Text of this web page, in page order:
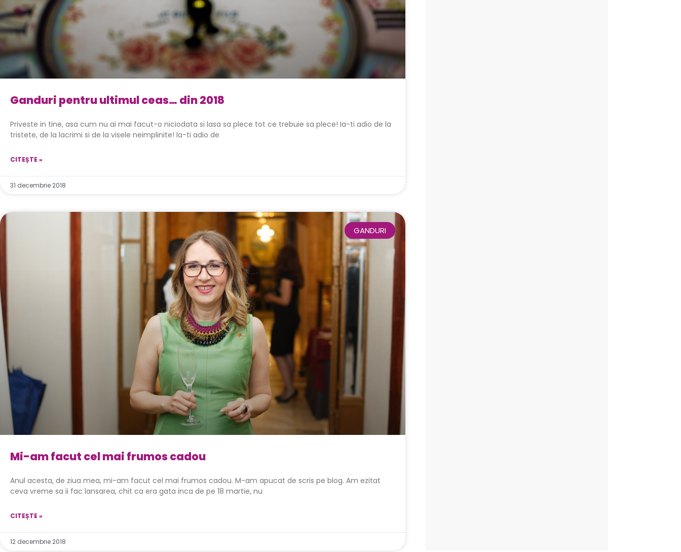
Ganduri pentru ultimul ceas… din 2018
Priveste in tine, asa cum nu ai mai facut-o niciodata si lasa sa plece tot ce trebuie sa plece! Ia-ti adio de la
tristete, de la lacrimi si de la visele neimplinite! Ia-ti adio de
CITEȘTE »
31 decembrie 2018
GANDURI
Mi-am facut cel mai frumos cadou
Anul acesta, de ziua mea, mi-am facut cel mai frumos cadou. M-am apucat de scris pe blog. Am ezitat
ceva vreme sa ii fac lansarea, chit ca era gata inca de pe 18 martie, nu
CITEȘTE »
12 decembrie 2018